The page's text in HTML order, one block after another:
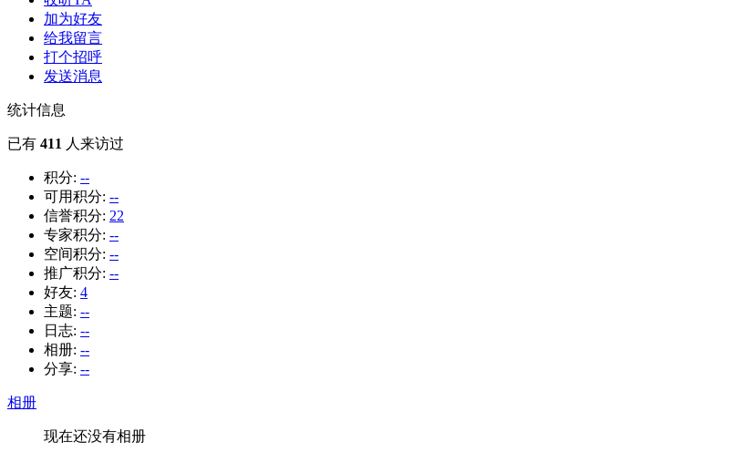
加为好友
给我留言
打个招呼
发送消息
统计信息
已有 411 人来访过
积分: --
可用积分: --
信誉积分: 22
专家积分: --
空间积分: --
推广积分: --
好友: 4
主题: --
日志: --
相册: --
分享: --
相册
现在还没有相册